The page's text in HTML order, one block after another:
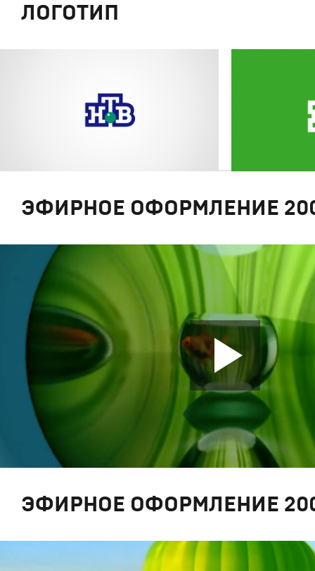
ЛОГОТИП
ЭФИРНОЕ ОФОРМЛЕНИЕ
ЭФИРНОЕ ОФОРМЛЕНИЕ